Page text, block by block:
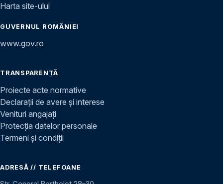
Harta site-ului
GUVERNUL ROMÂNIEI
www.gov.ro
TRANSPARENȚĂ
Proiecte acte normative
Declarații de avere și interese
Venituri angajați
Protecția datelor personale
Termeni și condiții
ADRESĂ // TELEFOANE